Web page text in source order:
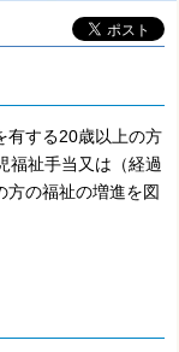
有する20歳以上の方
福祉手当又は（経過
方の福祉の増進を図